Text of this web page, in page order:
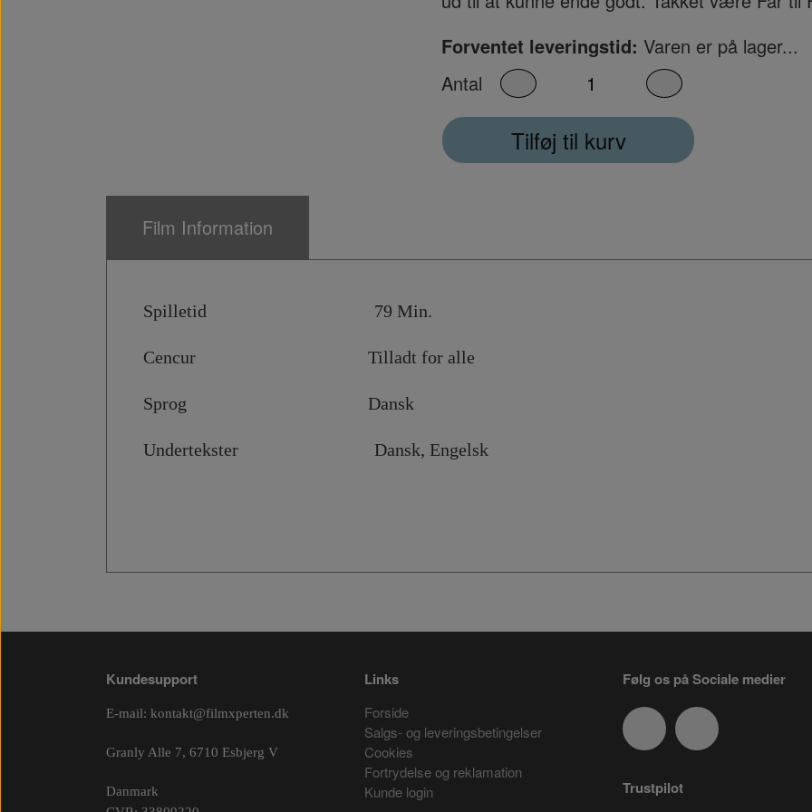
Forventet leveringstid: Varen er på lager...
Antal
Tilføj til kurv
Film Information
Spilletid 79 Min.
Cencur Tilladt for alle
Sprog Dansk
Undertekster Dansk, Engelsk
Kundesupport
E-mail: kontakt@filmxperten.dk
Granly Alle 7, 6710 Esbjerg V
Danmark
Links
Forside
Salgs- og leveringsbetingelser
Cookies
Fortrydelse og reklamation
Kunde login
Følg os på Sociale medier
Trustpilot